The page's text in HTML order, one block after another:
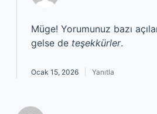
Müge! Yorumunuz bazı
gelse de teşekkürler.
Ocak 15, 2026 Yanıtla